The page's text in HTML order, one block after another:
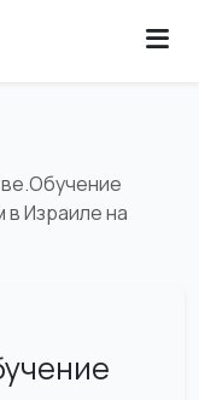
Израиле на